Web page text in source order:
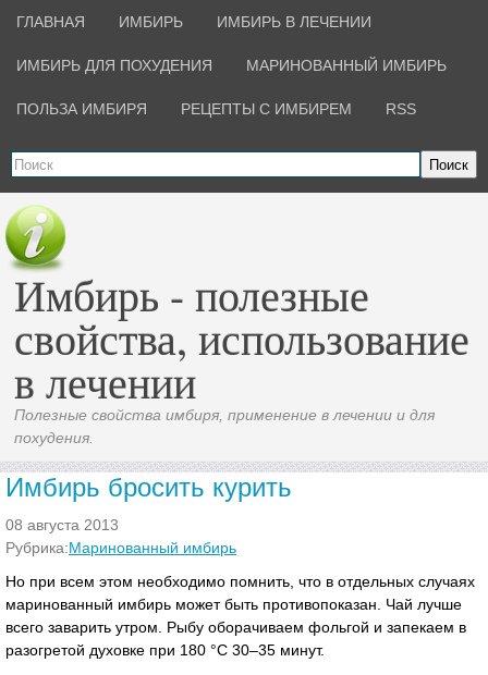
ГЛАВНАЯ ИМБИРЬ ИМБИРЬ В ЛЕЧЕНИИ
ИМБИРЬ ДЛЯ ПОХУДЕНИЯ МАРИНОВАННЫЙ ИМБИРЬ
ПОЛЬЗА ИМБИРЯ РЕЦЕПТЫ С ИМБИРЕМ RSS
Поиск
Имбирь - полезные
свойства, использование
в лечении
Полезные свойства имбиря, применение в лечении и для
похудения.
Имбирь бросить курить
08 августа 2013
Рубрика:Маринованный имбирь
Но при всем этом необходимо помнить, что в отдельных случаях
маринованный имбирь может быть противопоказан. Чай лучше
всего заварить утром. Рыбу оборачиваем фольгой и запекаем в
разогретой духовке при 180 °C 30–35 минут.